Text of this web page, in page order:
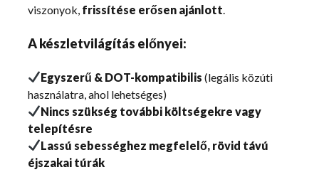
viszonyok, frissítése erősen ajánlott.
A készletvilágítás előnyei:
Egyszerű & DOT-kompatibilis (legális közúti
használatra, ahol lehetséges)
Nincs szükség további költségekre vagy
telepítésre
Lassú sebességhez megfelelő, rövid távú
éjszakai túrák